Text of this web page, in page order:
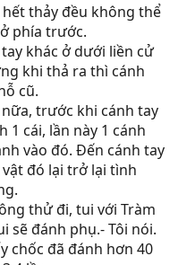
thảy đều không thể
phía trước.
khác ở dưới liền cử
khi thả ra thì cánh
cũ.
trước khi cánh tay
1 cái, lần này 1 cánh
vào đó. Đến cánh tay
đó lại trở lại tình
thử đi, tui với Tràm
sẽ đánh phụ.- Tôi nói.
chốc đã đánh hơn 40